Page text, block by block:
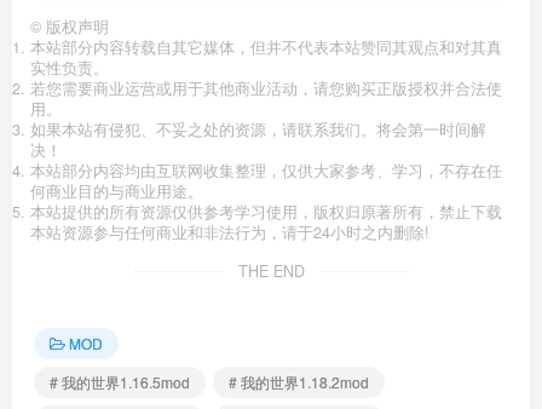
© 版权声明
本站部分内容转载自其它媒体，但并不代表本站赞同其观点和对其真
实性负责。
若您需要商业运营或用于其他商业活动，请您购买正版授权并合法使
用。
如果本站有侵犯、不妥之处的资源，请联系我们。将会第一时间解
决！
本站部分内容均由互联网收集整理，仅供大家参考、学习，不存在任
何商业目的与商业用途。
本站提供的所有资源仅供参考学习使用，版权归原著所有，禁止下载
本站资源参与任何商业和非法行为，请于24小时之内删除!
THE END
MOD
# 我的世界1.16.5mod
# 我的世界1.18.2mod